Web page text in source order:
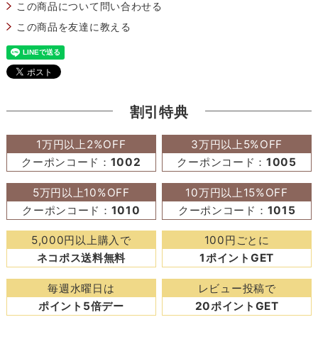
この商品について問い合わせる
この商品を友達に教える
割引特典
1万円以上2%OFF
クーポンコード： 1002
3万円以上5%OFF
クーポンコード：1005
5万円以上10%OFF
クーポンコード： 1010
10万円以上15%OFF
クーポンコード： 1015
5,000円以上購入で
ネコポス送料無料
100円ごとに
1ポイントGET
毎週水曜日は
ポイント5倍デー
レビュー投稿で
20ポイントGET